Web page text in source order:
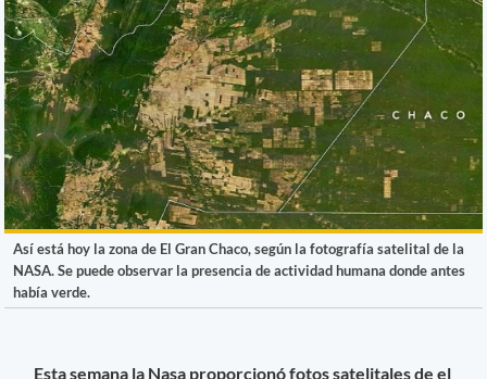
Así está hoy la zona de El Gran Chaco, según la fotografía satelital de la
NASA. Se puede observar la presencia de actividad humana donde antes
había verde.
Esta semana la Nasa proporcionó fotos satelitales de el